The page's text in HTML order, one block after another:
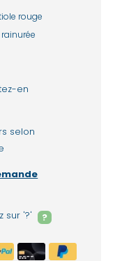
vert foncé à pétiole rouge
en
selon
sur '?'
?